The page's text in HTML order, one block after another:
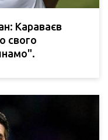
Караваєв
свого